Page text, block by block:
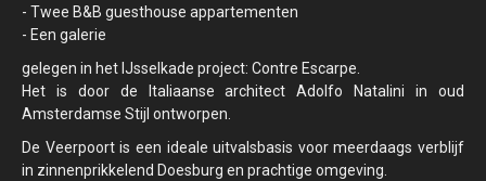
- Twee B&B guesthouse appartementen
- Een galerie
gelegen in het IJsselkade project: Contre Escarpe.
Het is door de Italiaanse architect Adolfo Natalini in oud
Amsterdamse Stijl ontworpen.
De Veerpoort is een ideale uitvalsbasis voor meerdaags verblijf
in zinnenprikkelend Doesburg en prachtige omgeving.